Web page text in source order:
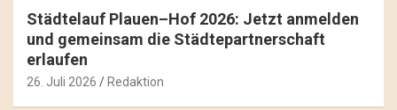
Städtelauf Plauen–Hof 2026: Jetzt anmelden
und gemeinsam die Städtepartnerschaft
erlaufen
26. Juli 2026 Redaktion